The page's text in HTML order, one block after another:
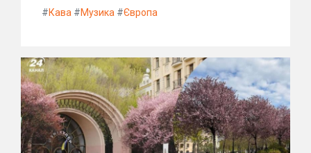
#Кава #Музика #Європа